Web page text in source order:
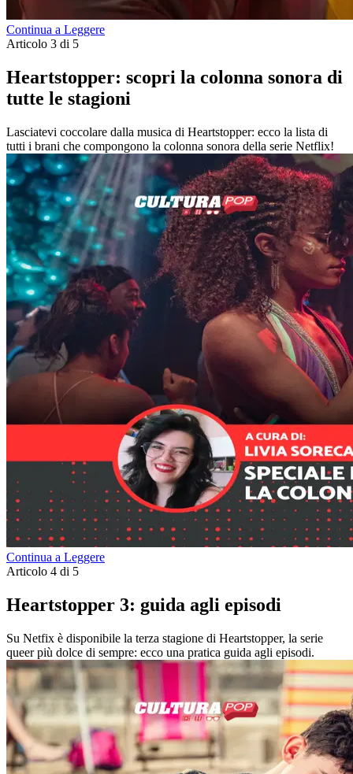
Continua a Leggere
Articolo 3 di 5
Heartstopper: scopri la colonna sonora di
tutte le stagioni
Lasciatevi coccolare dalla musica di Heartstopper: ecco la lista di
tutti i brani che compongono la colonna sonora della serie Netflix!
Continua a Leggere
Articolo 4 di 5
Heartstopper 3: guida agli episodi
Su Netfix è disponibile la terza stagione di Heartstopper, la serie
queer più dolce di sempre: ecco una pratica guida agli episodi.